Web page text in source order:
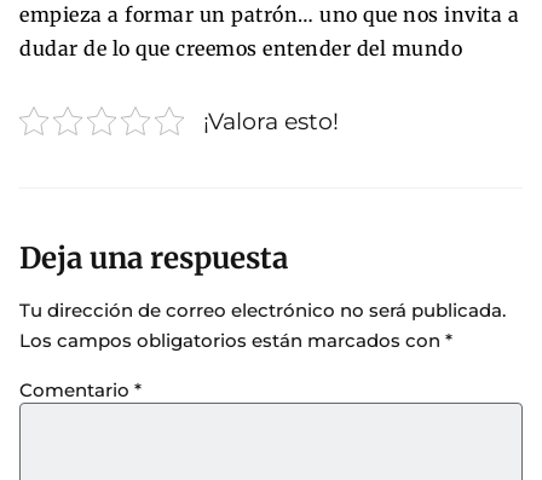
empieza a formar un patrón… uno que nos invita a
dudar de lo que creemos entender del mundo
¡Valora esto!
Deja una respuesta
Tu dirección de correo electrónico no será publicada.
Los campos obligatorios están marcados con *
Comentario *